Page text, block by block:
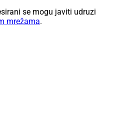
se mogu javiti udruzi
mrežama.